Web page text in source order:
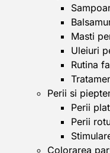
Masti
Uleiuri
Rutina
Perii si
Perii
Perii
Colorarea